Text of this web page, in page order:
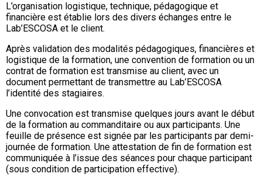
L’organisation logistique, technique, pédagogique et
financière est établie lors des divers échanges entre le
Lab’ESCOSA et le client.
Après validation des modalités pédagogiques, financières et
logistique de la formation, une convention de formation ou un
contrat de formation est transmise au client, avec un
document permettant de transmettre au Lab’ESCOSA
l’identité des stagiaires.
Une convocation est transmise quelques jours avant le début
de la formation au commanditaire ou aux participants. Une
feuille de présence est signée par les participants par demi-
journée de formation. Une attestation de fin de formation est
communiquée à l’issue des séances pour chaque participant
(sous condition de participation effective).